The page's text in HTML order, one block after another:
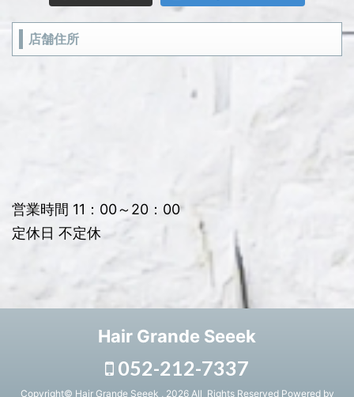
店舗住所
営業時間 11：00～20：00
定休日 不定休
Hair Grande Seeek
052-212-7337
Copyright© Hair Grande Seeek , 2026 All Rights Reserved Powered by